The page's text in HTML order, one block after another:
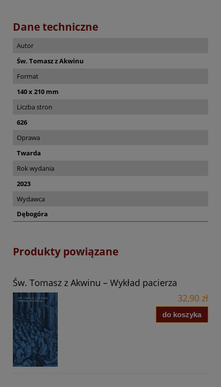
Dane techniczne
Autor
Św. Tomasz z Akwinu
Format
140 x 210 mm
Liczba stron
626
Oprawa
Twarda
Rok wydania
2023
Wydawca
Dębogóra
Produkty powiązane
Św. Tomasz z Akwinu – Wykład pacierza
32,90 zł
do koszyka